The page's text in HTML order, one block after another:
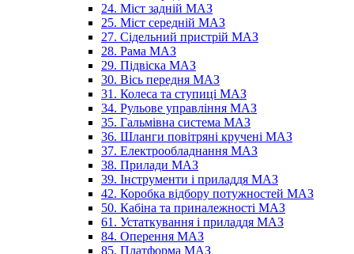
24. Міст задній МАЗ
25. Міст середній МАЗ
27. Сідельний пристрій МАЗ
28. Рама МАЗ
29. Підвіска МАЗ
30. Вісь передня МАЗ
31. Колеса та ступиці МАЗ
34. Рульове управління МАЗ
35. Гальмівна система МАЗ
36. Шланги повітряні кручені МАЗ
37. Електрообладнання МАЗ
38. Прилади МАЗ
39. Інструменти і приладдя МАЗ
42. Коробка відбору потужностей МАЗ
50. Кабіна та приналежності МАЗ
61. Устаткування і приладдя МАЗ
84. Оперення МАЗ
85. Платформа МАЗ